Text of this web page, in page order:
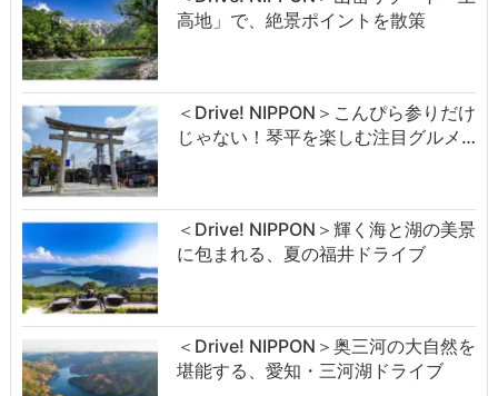
高地」で、絶景ポイントを散策
＜Drive! NIPPON＞こんぴら参りだけ
じゃない！琴平を楽しむ注目グルメ…
＜Drive! NIPPON＞輝く海と湖の美景
に包まれる、夏の福井ドライブ
＜Drive! NIPPON＞奥三河の大自然を
堪能する、愛知・三河湖ドライブ